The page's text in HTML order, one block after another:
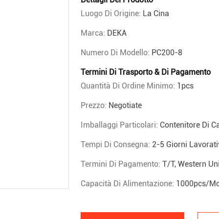
Luogo Di Origine: La Cina
Marca: DEKA
Numero Di Modello: PC200-8
Termini Di Trasporto & Di Pagamento
Quantità Di Ordine Minimo: 1pcs
Prezzo: Negotiate
Imballaggi Particolari: Contenitore Di
Tempi Di Consegna: 2-5 Giorni
Termini Di Pagamento: T/T, Western
Capacità Di Alimentazione: 1000pcs/